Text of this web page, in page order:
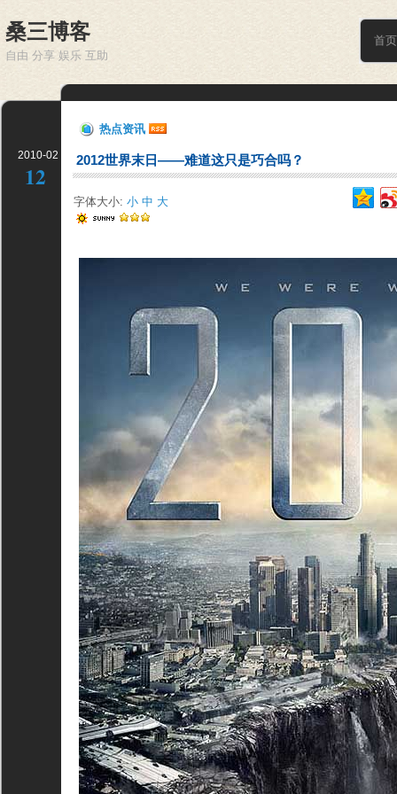
桑三博客
自由 分享 娱乐 互助
首页
热点资讯
2010-02
12
2012世界末日——难道这只是巧合吗？
字体大小: 小 中 大